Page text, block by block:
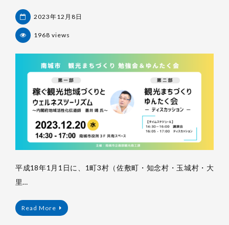
2023年12月8日
1968 views
平成18年1月1日に、1町3村（佐敷町・知念村・玉城村・大
里…
Read More